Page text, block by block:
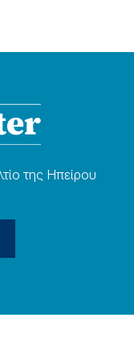
της Ηπείρου